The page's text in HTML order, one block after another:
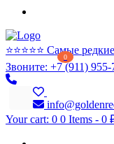
⭐️⭐️⭐️⭐️⭐️ Самые
Звоните: +7 (911) 955-
0
Your cart: 0 0 Items - 0